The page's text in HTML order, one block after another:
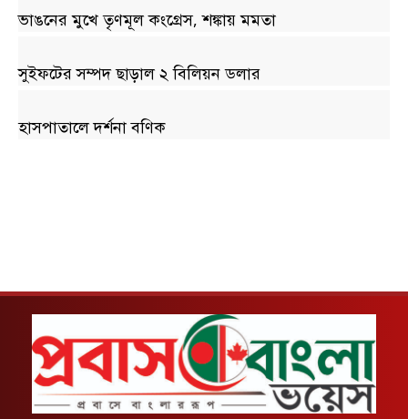
ভাঙনের মুখে তৃণমূল কংগ্রেস, শঙ্কায় মমতা
সুইফটের সম্পদ ছাড়াল ২ বিলিয়ন ডলার
হাসপাতালে দর্শনা বণিক